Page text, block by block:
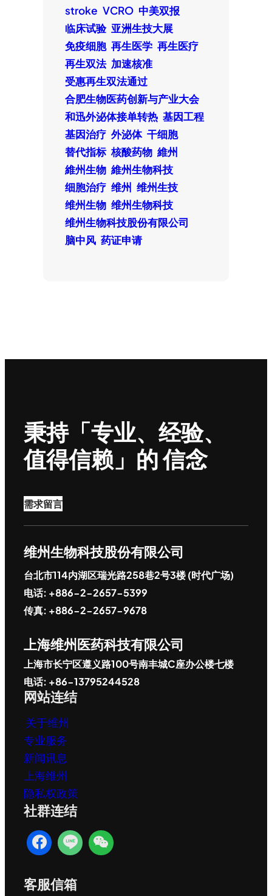
stroke VCRO 中美双报
临床试验 亚洲生技大展
免疫细胞 再生医学 再生医疗
再生双法 加速核准
受惠再生双法通过
合肥生物医药创新与产业大会
和迅外泌体接单转热 基因工程
基因治疗 外泌体 干细胞
替代指标 核酸药物 維州
維州生物 維州生物科技
细胞治疗 维州 维州生技
维州生物 维州生物科技
维州生物科技股份有限公司
脑中风 药证申请
秉持「专业、经验、
值得信赖」的 信念
需求留言
维州生物科技股份有限公司
台北市114内湖区瑞光路258巷2号3楼 (时代广场)
电话: +886-2-2657-5399
传真: +886-2-2657-9678
上海维州医药科技有限公司
上海市长宁区遵义路100号南丰城C座办公楼七楼
电话: +86-13795244528
网站连结
关于维州
专业服务
新闻讯息
上海维州
隐私权政策
社群连结
客服信箱